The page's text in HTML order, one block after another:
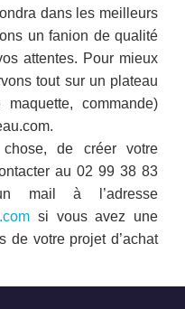
dans les meilleurs
un fanion de qualité
attentes. Pour mieux
tout sur un plateau
commande)
de créer votre
au 02 99 38 83
mail à l’adresse
si vous avez une
de votre projet d’achat